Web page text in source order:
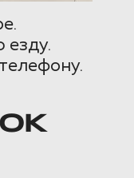
езду.